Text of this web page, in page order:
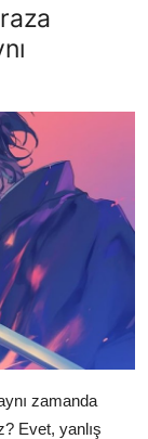
zamanda
Evet, yanlış